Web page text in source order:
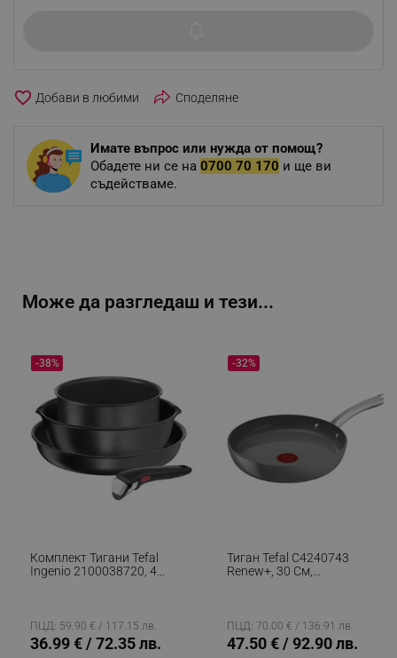
favorite_border Споделяне
Имате въпрос или нужда от помощ?
Обадете ни се на 0700 70 170 и ще ви
съдействаме.
Може да разгледаш и тези...
Комплект Тигани Tefal
Ingenio 2100038720, 4
-38%
ПЦД: 59.90 € / 117.15 лв.
36.99 € / 72.35 лв.
Тиган Tefal C4240743
Renew+, 30 См,
-32%
ПЦД: 70.00 € / 136.91 лв.
47.50 € / 92.90 лв.